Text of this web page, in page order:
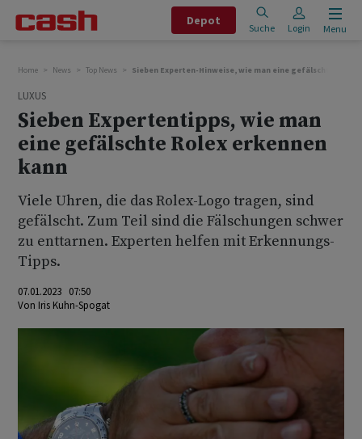
Depot
Suche Login Menu
Home News Top News Sieben Experten-Hinweise, wie man eine gefälschte Rolex
LUXUS
Sieben Expertentipps, wie man
eine gefälschte Rolex erkennen
kann
Viele Uhren, die das Rolex-Logo tragen, sind
gefälscht. Zum Teil sind die Fälschungen schwer
zu enttarnen. Experten helfen mit Erkennungs-
Tipps.
07.01.2023 07:50
Von Iris Kuhn-Spogat